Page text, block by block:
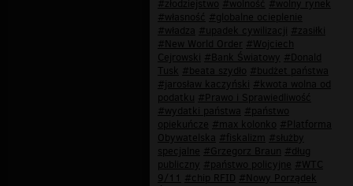
#złodziejstwo #wolność #wolny rynek
#własność #globalne ocieplenie
#władza #upadek cywilizacji #zasiłki
#New World Order #Wojciech
Cejrowski #Bank Światowy #Donald
Tusk #beata szydło #budżet państwa
#jarosław kaczyński #kwota wolna od
podatku #Prawo i Sprawiedliwość
#wydatki państwa #państwo
opiekuńcze #max kolonko #Platforma
Obywatelska #fiskalizm #służby
specjalne #Grzegorz Braun #dług
publiczny #państwo policyjne #WTC
9/11 #chip RFID #Nowy Porządek